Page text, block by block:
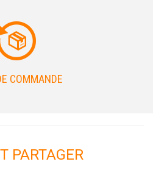
COMMANDE
PARTAGER